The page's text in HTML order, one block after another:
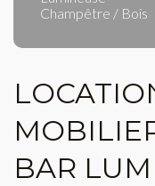
Champêtre / Bois
BAR